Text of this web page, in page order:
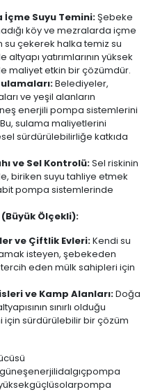
İçme Suyu Temini:Şebeke
köy ve mezralarda içme
su çekerek halka temiz su
yatırımlarının yüksek
maliyet etkin bir çözümdür.
Belediyeler,
ve yeşil alanların
enerjili pompa sistemlerini
sulama maliyetlerini
sürdürülebilirliğe katkıda
ve Sel Kontrolü:Sel riskinin
biriken suyu tahliye etmek
pompa sistemlerinde
Ölçekli):
ve Çiftlik Evleri:Kendi su
isteyen, şebekeden
tercih eden mülk sahipleri için
ve Kamp Alanları:Doğa
sınırlı olduğu
için sürdürülebilir bir çözüm